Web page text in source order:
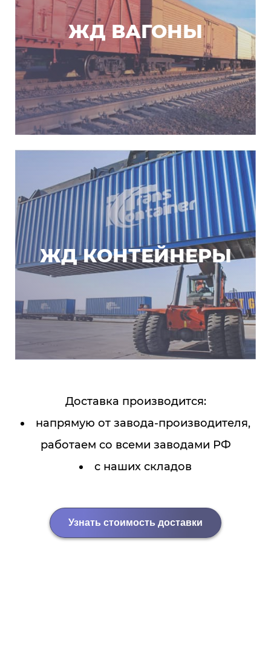
ЖД ВАГОНЫ
ЖД КОНТЕЙНЕРЫ
Доставка производится:
напрямую от завода-производителя,
работаем со всеми заводами РФ
с наших складов
Узнать стоимость доставки